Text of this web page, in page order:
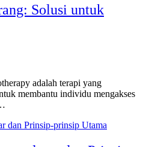
Solusi untuk
adalah terapi yang
membantu individu mengakses